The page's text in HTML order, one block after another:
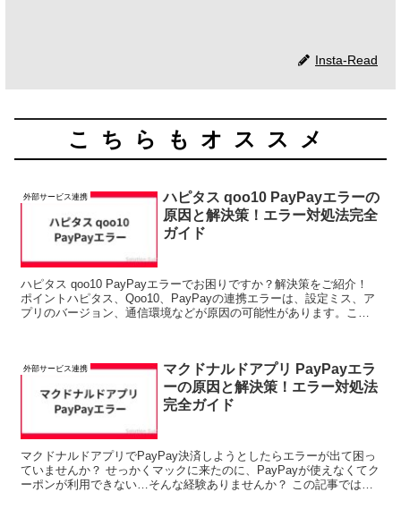
Insta-Read
こちらもオススメ
外部サービス連携
ハピタス qoo10 PayPayエラーの
原因と解決策！エラー対処法完全
ガイド
ハピタス qoo10 PayPayエラーでお困りですか？解決策をご紹介！
ポイントハピタス、Qoo10、PayPayの連携エラーは、設定ミス、ア
プリのバージョン、通信環境などが原因の可能性があります。この
外部サービス連携
マクドナルドアプリ PayPayエラ
ーの原因と解決策！エラー対処法
完全ガイド
マクドナルドアプリでPayPay決済しようとしたらエラーが出て困っ
ていませんか？ せっかくマックに来たのに、PayPayが使えなくてク
ーポンが利用できない…そんな経験ありませんか？ この記事では、